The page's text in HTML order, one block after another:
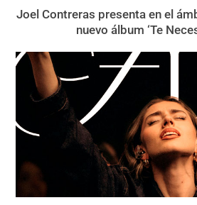
Joel Contreras presenta en el
nuevo álbum ‘Te